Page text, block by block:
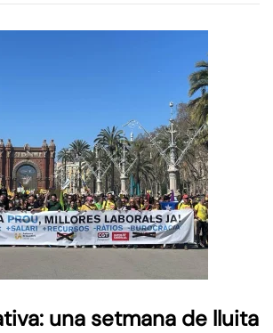
una setmana de lluita